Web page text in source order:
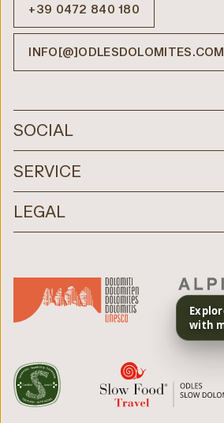
+39 0472 840 180
INFO[@]ODLESDOLOMITES.COM
SOCIAL
SERVICE
LEGAL